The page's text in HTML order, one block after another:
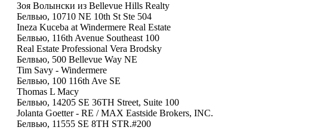
Зоя Волынски из Bellevue Hills Realty
Белвью, 10710 NE 10th St Ste 504
Ineza Kuceba at Windermere Real Estate
Белвью, 116th Avenue Southeast 100
Real Estate Professional Vera Brodsky
Белвью, 500 Bellevue Way NE
Tim Savy - Windermere
Белвью, 100 116th Ave SE
Thomas L Macy
Белвью, 14205 SE 36TH Street, Suite 100
Jolanta Goetter - RE / MAX Eastside Brokers, INC.
Белвью, 11555 SE 8TH STR.#200